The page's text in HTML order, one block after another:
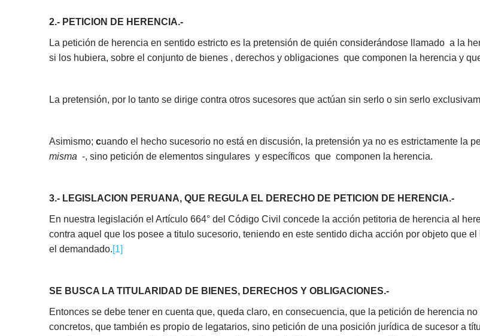
2.- PETICION DE HERENCIA.-
La petición de herencia en sentido estricto es la pretensión de quién considerándose llamado a la
si los hubiera, sobre el conjunto de bienes , derechos y obligaciones que componen la herencia y
La pretensión, por lo tanto se dirige contra otros sucesores que actúan sin serlo o sin serlo
Asimismo; cuando el hecho sucesorio no está en discusión, la pretensión ya no es estrictamente la
misma -, sino petición de elementos singulares y específicos que componen la herencia.
3.- LEGISLACION PERUANA, QUE REGULA EL DERECHO DE PETICION DE HERENCIA.-
En nuestra legislación el Artículo 664° del Código Civil concede la acción petitoria de herencia al
contra aquel que los posee a titulo sucesorio, teniendo en este sentido dicha acción por objeto que
el demandado.[1]
SE BUSCA LA TITULARIDAD DE BIENES, DERECHOS Y OBLIGACIONES.-
Entonces se debe tener en cuenta que, queda claro, en consecuencia, que la petición de herencia
concretos, que también es propio de legatarios, sino petición de una posición jurídica de sucesor a